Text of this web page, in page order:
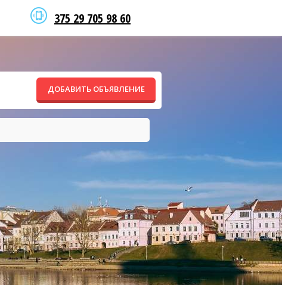
375 29 705 98 60
ДОБАВИТЬ ОБЪЯВЛЕНИЕ